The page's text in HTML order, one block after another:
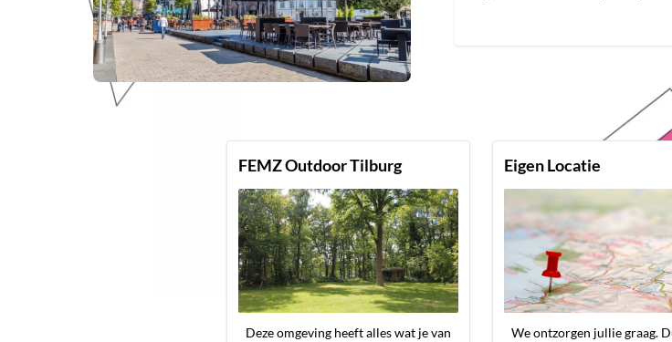
FEMZ Outdoor Tilburg
Deze omgeving heeft alles wat je van
Eigen Locatie
We ontzorgen jullie graag.